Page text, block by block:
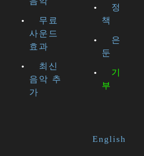
무료
사운드
효과
최신
음악 추
가
정
책
은
둔
기
부
English